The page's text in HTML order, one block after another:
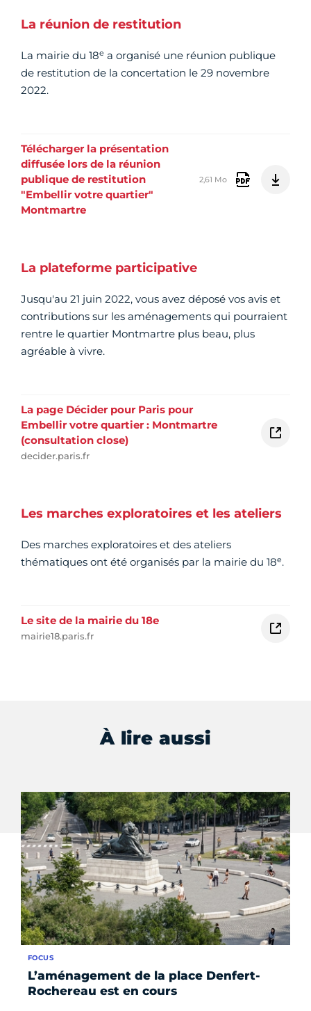
La réunion de restitution
La mairie du 18e a organisé une réunion publique
de restitution de la concertation le 29 novembre
2022.
Télécharger la présentation
diffusée lors de la réunion
publique de restitution
"Embellir votre quartier"
Montmartre
2,61 Mo
La plateforme participative
Jusqu'au 21 juin 2022, vous avez déposé vos avis et
contributions sur les aménagements qui pourraient
rentre le quartier Montmartre plus beau, plus
agréable à vivre.
La page Décider pour Paris pour
Embellir votre quartier : Montmartre
(consultation close)
decider.paris.fr
Les marches exploratoires et les ateliers
Des marches exploratoires et des ateliers
thématiques ont été organisés par la mairie du 18e.
Le site de la mairie du 18e
mairie18.paris.fr
À lire aussi
L’aménagement de la place Denfert-
Rochereau est en cours
FOCUS